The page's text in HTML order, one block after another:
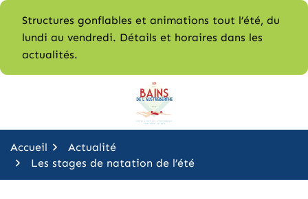
Gestion des traceurs
Aller
contenu
Structures gonflables et animations tout l’été, du
lundi au vendredi. Détails et horaires dans les
actualités.
Accueil
Actualité
Les stages de natation de l’été